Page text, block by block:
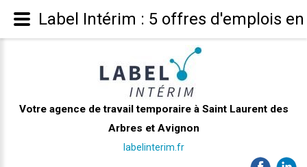
Votre agence de travail temporaire à Saint Laurent des
Arbres et Avignon
labelinterim.fr
Label Intérim : 5 offres d'emplois